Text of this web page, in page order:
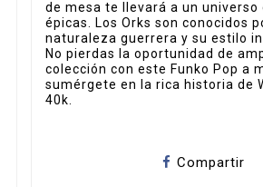
de mesa te llevará a un universo
épicas. Los Orks son conocidos
naturaleza guerrera y su estilo
No pierdas la oportunidad de
colección con este Funko Pop a
sumérgete en la rica historia de
40k.
Compartir